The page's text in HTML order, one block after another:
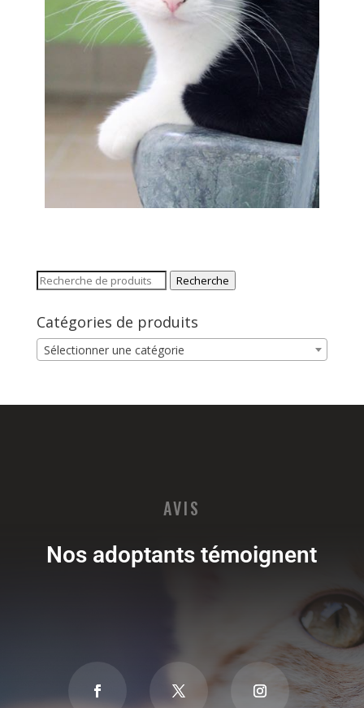
Recherche
Catégories de produits
Sélectionner une catégorie
AVIS
Nos adoptants témoignent